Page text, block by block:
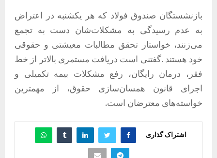
بازنشستگان صندوق فولاد که هر یکشنبه در اعتراض
به عدم رسیدگی به مشکلات‌شان دست به تجمع
می‌زنند، خواستار تحقق مطالبات معیشتی و حقوقی
خود هستند .گفتنی است دریافت مستمری بالاتر از خط
فقر، درمان رایگان، رفع مشکلات بیمه تکمیلی و
اجرای قانون همسان‌سازی حقوق، از مهمترین
خواسته‌های معترضان است.
اشتراک گذاری